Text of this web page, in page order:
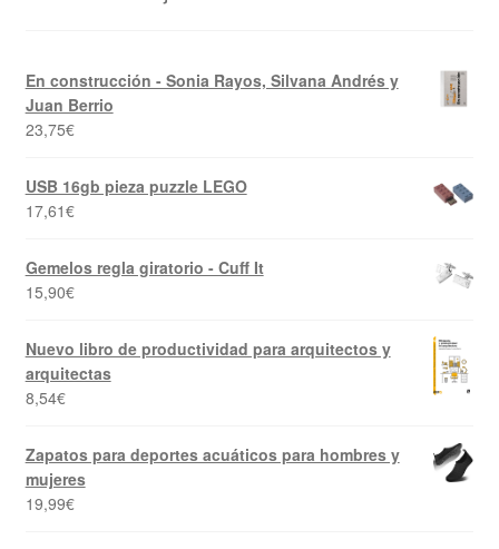
En construcción - Sonia Rayos, Silvana Andrés y
Juan Berrio
23,75€
USB 16gb pieza puzzle LEGO
17,61€
Gemelos regla giratorio - Cuff It
15,90€
Nuevo libro de productividad para arquitectos y
arquitectas
8,54€
Zapatos para deportes acuáticos para hombres y
mujeres
19,99€